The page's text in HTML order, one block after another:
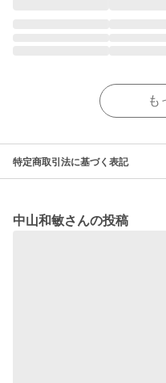
も
特定商取引法に基づく表記
中山和敏さんの投稿